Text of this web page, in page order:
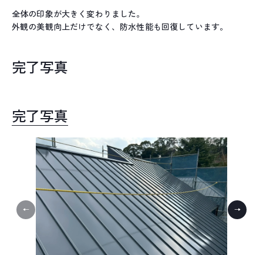
全体の印象が大きく変わりました。
外観の美観向上だけでなく、防水性能も回復しています。
完了写真
完了写真